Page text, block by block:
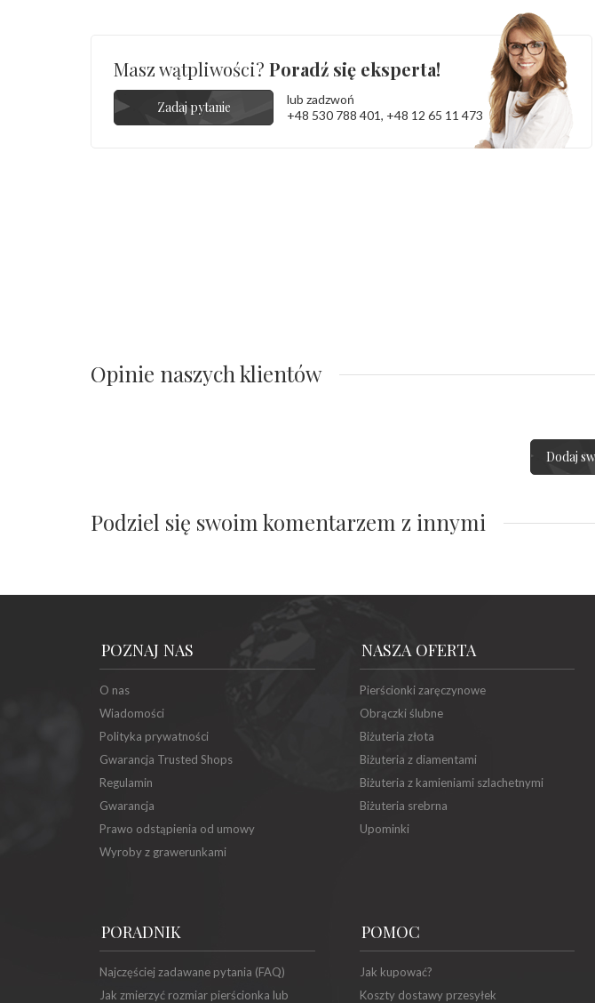
Masz wątpliwości? Poradź się eksperta!
Zadaj pytanie
lub zadzwoń
+48 530 788 401, +48 12 65 11 473
Opinie naszych klientów
Dodaj
Podziel się swoim komentarzem z innymi
POZNAJ NAS
O nas
Wiadomości
Polityka prywatności
Gwarancja Trusted Shops
Regulamin
Gwarancja
Prawo odstąpienia od umowy
Wyroby z grawerunkami
NASZA OFERTA
Pierścionki zaręczynowe
Obrączki ślubne
Biżuteria złota
Biżuteria z diamentami
Biżuteria z kamieniami szlachetnymi
Biżuteria srebrna
Upominki
PORADNIK
Najczęściej zadawane pytania (FAQ)
Jak zmierzyć rozmiar pierścionka lub
POMOC
Jak kupować?
Koszty dostawy przesyłek